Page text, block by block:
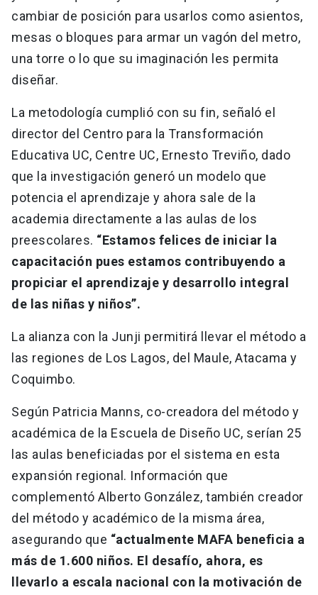
cambiar de posición para usarlos como asientos,
mesas o bloques para armar un vagón del metro,
una torre o lo que su imaginación les permita
diseñar.
La metodología cumplió con su fin, señaló el
director del Centro para la Transformación
Educativa UC, Centre UC, Ernesto Treviño, dado
que la investigación generó un modelo que
potencia el aprendizaje y ahora sale de la
academia directamente a las aulas de los
preescolares. “Estamos felices de iniciar la
capacitación pues estamos contribuyendo a
propiciar el aprendizaje y desarrollo integral
de las niñas y niños”.
La alianza con la Junji permitirá llevar el método a
las regiones de Los Lagos, del Maule, Atacama y
Coquimbo.
Según Patricia Manns, co-creadora del método y
académica de la Escuela de Diseño UC, serían 25
las aulas beneficiadas por el sistema en esta
expansión regional. Información que
complementó Alberto González, también creador
del método y académico de la misma área,
asegurando que “actualmente MAFA beneficia a
más de 1.600 niños. El desafío, ahora, es
llevarlo a escala nacional con la motivación de